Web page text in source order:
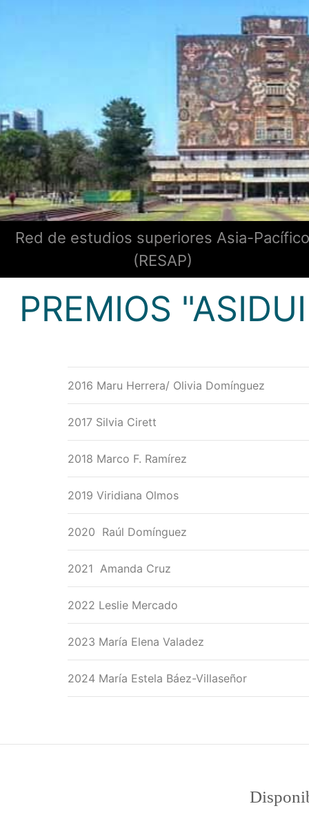
Red de estudios superiores Asia-Pacífico
(RESAP)
PREMIOS
2016 Maru Herrera/ Olivia Domínguez
2017 Silvia Cirett
2018 Marco F. Ramírez
2019 Viridiana Olmos
2020 Raúl Domínguez
2021 Amanda Cruz
2022 Leslie Mercado
2023 María Elena Valadez
2024 María Estela Báez-Villaseñor